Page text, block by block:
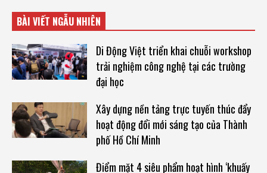
BÀI VIẾT NGẪU NHIÊN
Di Động Việt triển khai chuỗi workshop
trải nghiệm công nghệ tại các trường
đại học
Xây dựng nền tảng trực tuyến thúc đẩy
hoạt động đổi mới sáng tạo của Thành
phố Hồ Chí Minh
Điểm mặt 4 siêu phẩm hoạt hình ‘khuấy